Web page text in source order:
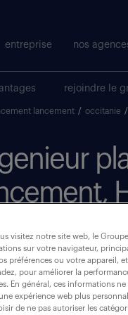
entreprise nos
rejoindre le
lancement / occitanie /
où ?
haute-garonne (31)
visitez notre site web, le
sur votre navigateur,
préférences ou votre appareil,
pour améliorer la
En général, ces informations
expérience web plus
de ne pas autoriser les